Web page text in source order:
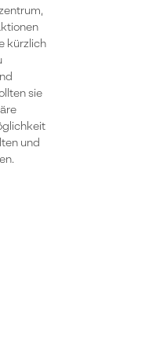
kürzlich
sie
und